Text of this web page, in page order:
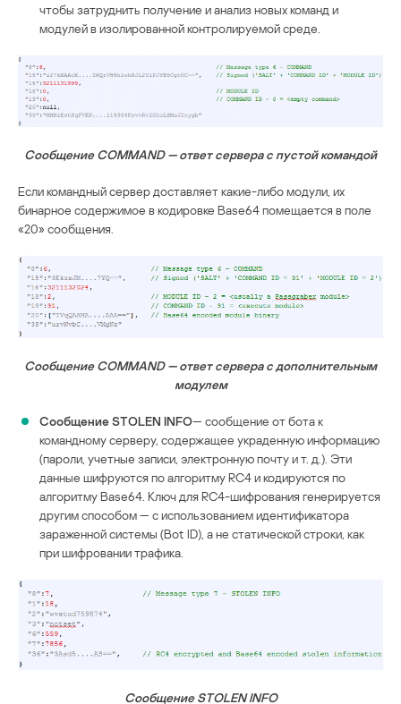
чтобы затруднить получение и анализ новых команд и
модулей в изолированной контролируемой среде.
Сообщение COMMAND — ответ сервера с пустой командой
Если командный сервер доставляет какие-либо модули, их
бинарное содержимое в кодировке Base64 помещается в поле
«20» сообщения.
Сообщение COMMAND — ответ сервера с дополнительным
модулем
Сообщение STOLEN INFO— сообщение от бота к
командному серверу, содержащее украденную информацию
(пароли, учетные записи, электронную почту и т. д.). Эти
данные шифруются по алгоритму RC4 и кодируются по
алгоритму Base64. Ключ для RC4-шифрования генерируется
другим способом — с использованием идентификатора
зараженной системы (Bot ID), а не статической строки, как
при шифровании трафика.
Сообщение STOLEN INFO